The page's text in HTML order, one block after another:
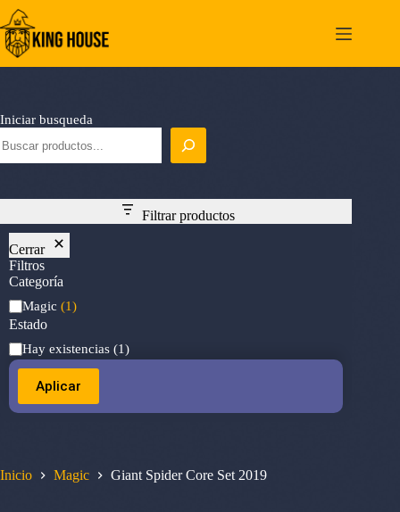
Saltar
al
contenido
Inicio Magic Giant Spider Core Set 2019
Iniciar busqueda
Filtrar productos
Cerrar
Filtros
Categoría
Categoría
Magic (1)
Estado
Estado
Hay existencias (1)
Aplicar